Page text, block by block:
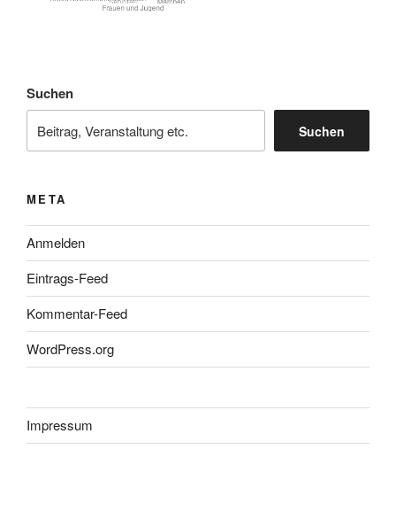
Suchen
Suchen
META
Anmelden
Eintrags-Feed
Kommentar-Feed
WordPress.org
Impressum